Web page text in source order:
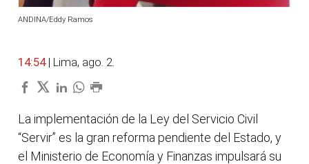
ANDINA/Eddy Ramos
14:54 | Lima, ago. 2.
La implementación de la Ley del Servicio Civil
“Servir” es la gran reforma pendiente del Estado, y
el Ministerio de Economía y Finanzas impulsará su